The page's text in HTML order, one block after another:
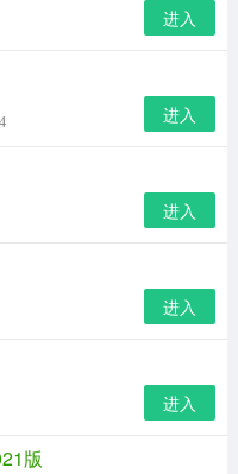
进入
进入
进入
进入
进入
版